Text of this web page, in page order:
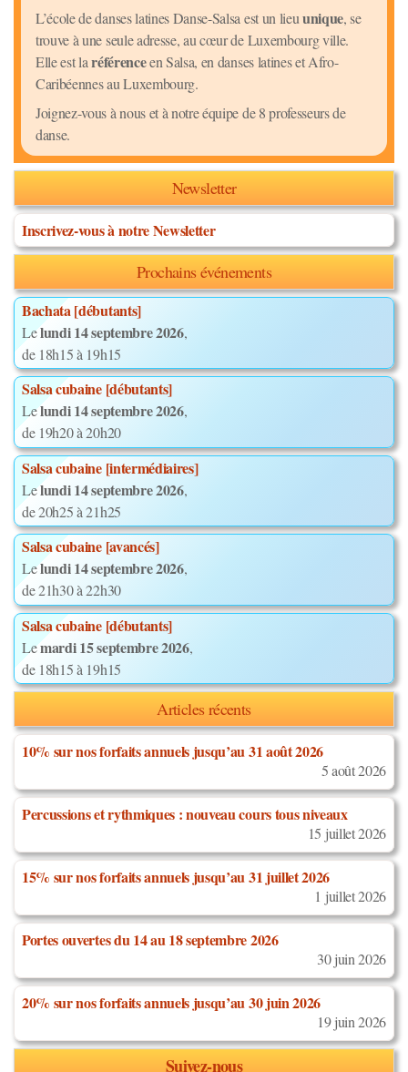
L’école de danses latines Danse-Salsa est un lieuunique, se
trouve à une seule adresse, au cœur de Luxembourg ville.
Elle est laréférenceen Salsa, en danses latines et Afro-
Caribéennes au Luxembourg.
Joignez-vous à nous et à notre équipe de 8 professeurs de
danse.
Newsletter
Inscrivez-vous à notre Newsletter
Prochains événements
Bachata [débutants]
Lelundi 14 septembre 2026,
de 18h15 à 19h15
Salsa cubaine [débutants]
Lelundi 14 septembre 2026,
de 19h20 à 20h20
Salsa cubaine [intermédiaires]
Lelundi 14 septembre 2026,
de 20h25 à 21h25
Salsa cubaine [avancés]
Lelundi 14 septembre 2026,
de 21h30 à 22h30
Salsa cubaine [débutants]
Lemardi 15 septembre 2026,
de 18h15 à 19h15
Articles récents
10% sur nos forfaits annuels jusqu’au 31 août 2026
5 août 2026
Percussions et rythmiques : nouveau cours tous niveaux
15 juillet 2026
15% sur nos forfaits annuels jusqu’au 31 juillet 2026
1 juillet 2026
Portes ouvertes du 14 au 18 septembre 2026
30 juin 2026
20% sur nos forfaits annuels jusqu’au 30 juin 2026
19 juin 2026
Suivez-nous